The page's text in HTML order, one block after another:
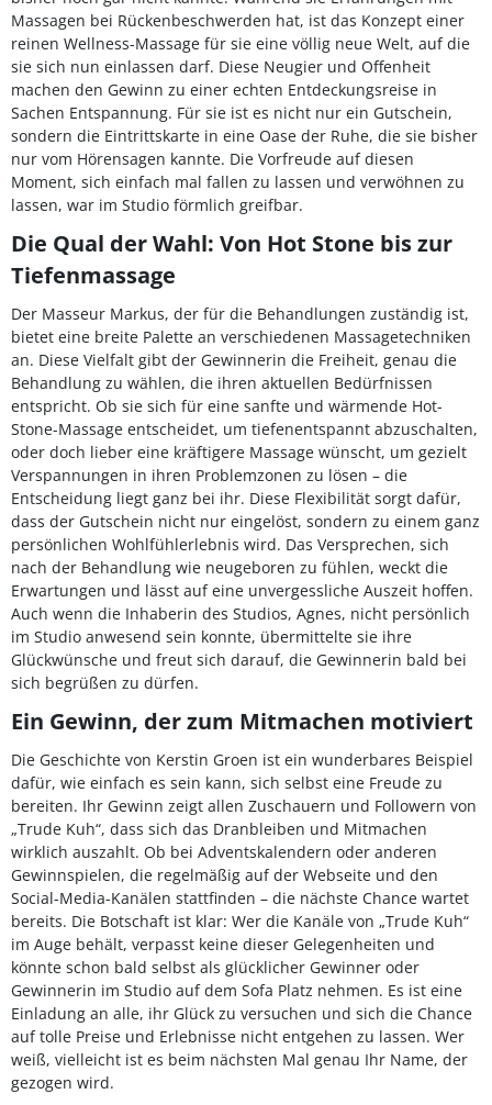
Massagen bei Rückenbeschwerden hat, ist das Konzept einer
reinen Wellness-Massage für sie eine völlig neue Welt, auf die
sie sich nun einlassen darf. Diese Neugier und Offenheit
machen den Gewinn zu einer echten Entdeckungsreise in
Sachen Entspannung. Für sie ist es nicht nur ein Gutschein,
sondern die Eintrittskarte in eine Oase der Ruhe, die sie bisher
nur vom Hörensagen kannte. Die Vorfreude auf diesen
Moment, sich einfach mal fallen zu lassen und verwöhnen zu
lassen, war im Studio förmlich greifbar.
Die Qual der Wahl: Von Hot Stone bis zur
Tiefenmassage
Der Masseur Markus, der für die Behandlungen zuständig ist,
bietet eine breite Palette an verschiedenen Massagetechniken
an. Diese Vielfalt gibt der Gewinnerin die Freiheit, genau die
Behandlung zu wählen, die ihren aktuellen Bedürfnissen
entspricht. Ob sie sich für eine sanfte und wärmende Hot-
Stone-Massage entscheidet, um tiefenentspannt abzuschalten,
oder doch lieber eine kräftigere Massage wünscht, um gezielt
Verspannungen in ihren Problemzonen zu lösen – die
Entscheidung liegt ganz bei ihr. Diese Flexibilität sorgt dafür,
dass der Gutschein nicht nur eingelöst, sondern zu einem ganz
persönlichen Wohlfühlerlebnis wird. Das Versprechen, sich
nach der Behandlung wie neugeboren zu fühlen, weckt die
Erwartungen und lässt auf eine unvergessliche Auszeit hoffen.
Auch wenn die Inhaberin des Studios, Agnes, nicht persönlich
im Studio anwesend sein konnte, übermittelte sie ihre
Glückwünsche und freut sich darauf, die Gewinnerin bald bei
sich begrüßen zu dürfen.
Ein Gewinn, der zum Mitmachen motiviert
Die Geschichte von Kerstin Groen ist ein wunderbares Beispiel
dafür, wie einfach es sein kann, sich selbst eine Freude zu
bereiten. Ihr Gewinn zeigt allen Zuschauern und Followern von
„Trude Kuh“, dass sich das Dranbleiben und Mitmachen
wirklich auszahlt. Ob bei Adventskalendern oder anderen
Gewinnspielen, die regelmäßig auf der Webseite und den
Social-Media-Kanälen stattfinden – die nächste Chance wartet
bereits. Die Botschaft ist klar: Wer die Kanäle von „Trude Kuh“
im Auge behält, verpasst keine dieser Gelegenheiten und
könnte schon bald selbst als glücklicher Gewinner oder
Gewinnerin im Studio auf dem Sofa Platz nehmen. Es ist eine
Einladung an alle, ihr Glück zu versuchen und sich die Chance
auf tolle Preise und Erlebnisse nicht entgehen zu lassen. Wer
weiß, vielleicht ist es beim nächsten Mal genau Ihr Name, der
gezogen wird.